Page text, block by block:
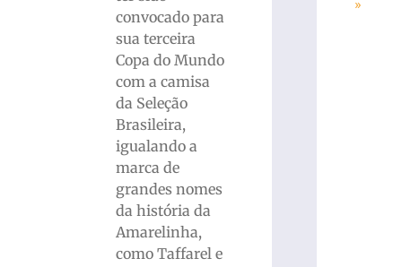
convocado para
sua terceira
Copa do Mundo
com a camisa
da Seleção
Brasileira,
igualando a
marca de
grandes nomes
da história da
Amarelinha,
como Taffarel e
»